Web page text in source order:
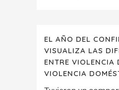
EL AÑO DEL
VISUALIZA LAS
ENTRE VIOLENCIA
VIOLENCIA